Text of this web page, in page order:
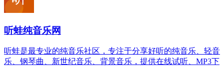
听蛙纯音乐网
听蛙是最专业的纯音乐社区，专注于分享好听的纯音乐、轻音
乐、钢琴曲、新世纪音乐、背景音乐，提供在线试听、MP3下